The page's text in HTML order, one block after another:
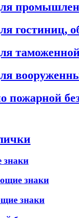
гостиниц,
пожарной
знаки
знаки